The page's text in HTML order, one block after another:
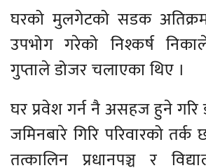
घरको मुलगेटको सडक
उपभोग गरेको निश्कर्ष
गुप्ताले डोजर चलाएका थिए ।
घर प्रवेश गर्न नै असहज हुने
जमिनबारे गिरि परिवारको
तत्कालिन प्रधानपञ्च र